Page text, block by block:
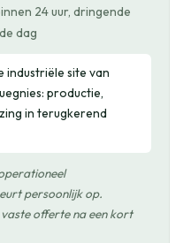
24 uur, dringende
dag
industriële site van
productie,
in terugkerend
persoonlijk op.
offerte na een kort